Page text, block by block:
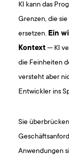
KI kann das
Grenzen, die
ersetzen. Ein
Kontext— KI
die Feinheiten
versteht aber
Entwickler ins
Sie
Anwendungen